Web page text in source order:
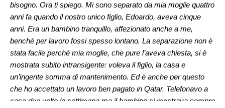
bisogno. Ora ti spiego. Mi sono separato da mia moglie quattro
anni fa quando il nostro unico figlio, Edoardo, aveva cinque
anni. Era un bambino tranquillo, affezionato anche a me,
benché per lavoro fossi spesso lontano. La separazione non è
stata facile perché mia moglie, che pure l’aveva chiesta, si è
mostrata subito intransigente: voleva il figlio, la casa e
un’ingente somma di mantenimento. Ed è anche per questo
che ho accettato un lavoro ben pagato in Qatar. Telefonavo a
casa due volte la settimana ma il bambino si mostrava sempre